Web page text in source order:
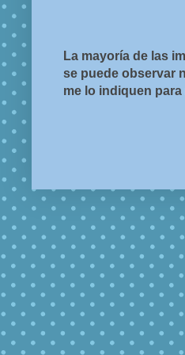
La mayoría de las
se puede observar
me lo indiquen